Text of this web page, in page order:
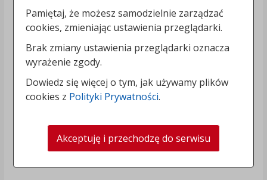
Pamiętaj, że możesz samodzielnie zarządzać
cookies, zmieniając ustawienia przeglądarki.
Brak zmiany ustawienia przeglądarki oznacza
wyrażenie zgody.
Dowiedz się więcej o tym, jak używamy plików
cookies z Polityki Prywatności.
Akceptuję i przechodzę do serwisu